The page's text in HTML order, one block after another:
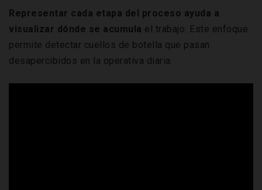
Representar cada etapa del proceso ayuda a
visualizar dónde se acumula el trabajo. Este enfoque
permite detectar cuellos de botella que pasan
desapercibidos en la operativa diaria.